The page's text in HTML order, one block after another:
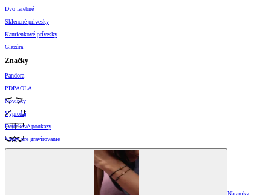
Dvojfarebné
Sklenené prívesky
Kamienkové prívesky
Glazúra
Značky
Pandora
PDPAOLA
Novinky
Výpredaj
Darčekové poukazy
Vzory pre gravírovanie
Náramky